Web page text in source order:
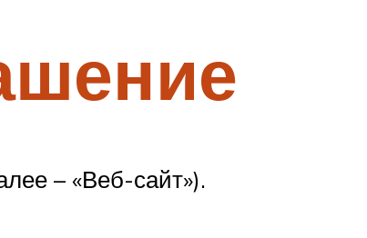
– «Веб-сайт»).